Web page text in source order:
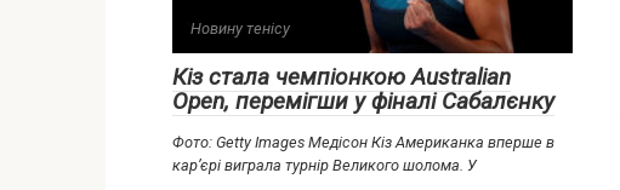
Новину тенісу
Кіз стала чемпіонкою Australian
Open, перемігши у фіналі Сабалєнку
Фото: Getty Images Медісон Кіз Американка вперше в
кар’єрі виграла турнір Великого шолома. У